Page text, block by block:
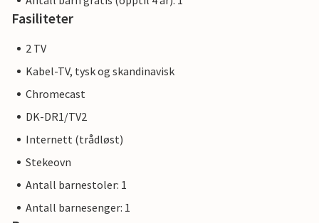
Fasiliteter
2 TV
Kabel-TV, tysk og skandinavisk
Chromecast
DK-DR1/TV2
Internett (trådløst)
Stekeovn
Antall barnestoler: 1
Antall barnesenger: 1